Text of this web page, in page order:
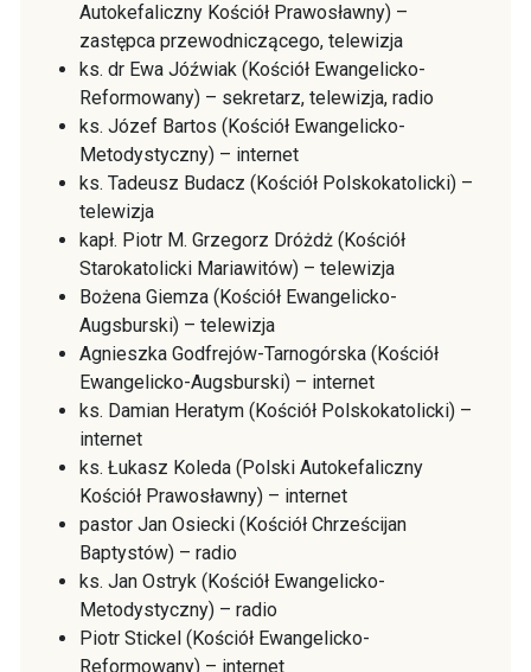
Autokefaliczny Kościół Prawosławny) –
zastępca przewodniczącego, telewizja
ks. dr Ewa Jóźwiak (Kościół Ewangelicko-
Reformowany) – sekretarz, telewizja, radio
ks. Józef Bartos (Kościół Ewangelicko-
Metodystyczny) – internet
ks. Tadeusz Budacz (Kościół Polskokatolicki) –
telewizja
kapł. Piotr M. Grzegorz Dróżdż (Kościół
Starokatolicki Mariawitów) – telewizja
Bożena Giemza (Kościół Ewangelicko-
Augsburski) – telewizja
Agnieszka Godfrejów-Tarnogórska (Kościół
Ewangelicko-Augsburski) – internet
ks. Damian Heratym (Kościół Polskokatolicki) –
internet
ks. Łukasz Koleda (Polski Autokefaliczny
Kościół Prawosławny) – internet
pastor Jan Osiecki (Kościół Chrześcijan
Baptystów) – radio
ks. Jan Ostryk (Kościół Ewangelicko-
Metodystyczny) – radio
Piotr Stickel (Kościół Ewangelicko-
Reformowany) – internet